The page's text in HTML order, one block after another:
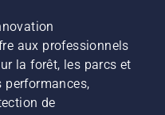
aux professionnels
la forêt, les parcs et
performances,
de